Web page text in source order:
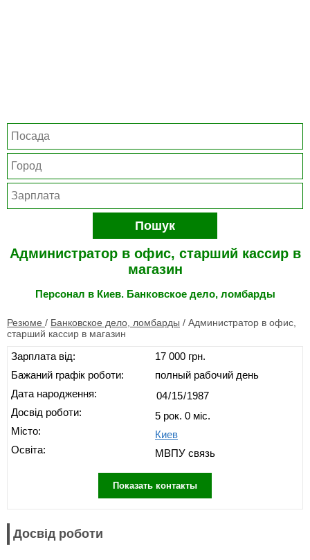
Пошук
Администратор в офис, старший кассир в
магазин
Персонал в Киев. Банковское дело, ломбарды
Резюме / Банковское дело, ломбарды / Администратор в офис,
старший кассир в магазин
Зарплата від:
Бажаний графік роботи:
Дата народження:
Досвід роботи:
Місто:
Освіта:
17 000 грн.
полный рабочий день
5 рок. 0 міс.
Киев
МВПУ связь
Показать контакты
Досвід роботи